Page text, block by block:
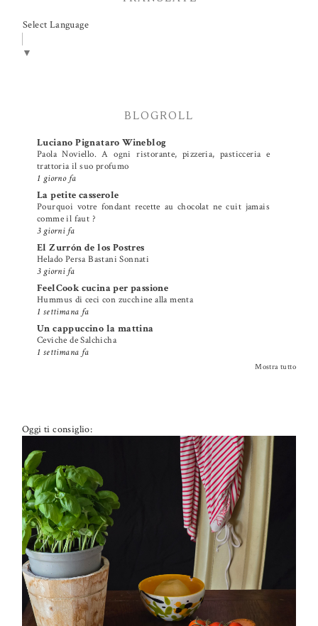
Select Language
▼
BLOGROLL
Luciano Pignataro Wineblog
Paola Noviello. A ogni ristorante, pizzeria, pasticceria e
trattoria il suo profumo
1 giorno fa
La petite casserole
Pourquoi votre fondant recette au chocolat ne cuit jamais
comme il faut ?
3 giorni fa
El Zurrón de los Postres
Helado Persa Bastani Sonnati
3 giorni fa
FeelCook cucina per passione
Hummus di ceci con zucchine alla menta
1 settimana fa
Un cappuccino la mattina
Ceviche de Salchicha
1 settimana fa
Mostra tutto
Oggi ti consiglio:
PETTI DI POLLO ALLA PIZZAIOLA